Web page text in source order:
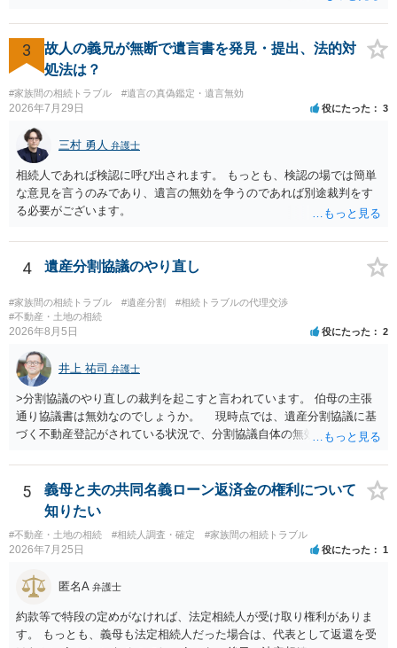
された書類のコピーを取得して、弁護士に面談で詳しい事情を話して
相談 されたら良いと思います。
3
故人の義兄が無断で遺言書を発見・提出、法的対
処法は？
#家族間の相続トラブル #遺言の真偽鑑定・遺言無効
2026年7月29日 役にたった 3
三村 勇人 弁護士
相続人であれば検認に呼び出されます。 もっとも、検認の場では簡単
な意見を言うのみであり、遺言の無効を争うのであれば別途裁判をす
る必要がございます。
4 遺産分割協議のやり直し
#家族間の相続トラブル #遺産分割
#相続トラブルの代理交渉
#不動産・土地の相続
2026年8月5日 役にたった 2
井上 祐司 弁護士
>分割協議のやり直しの裁判を起こすと言われています。 伯母の主張
通り協議書は無効なのでしょうか。 現時点では、遺産分割協議に基
づく不動産登記がされている状況で、分割協議自体の無効を裁判所が
方の訴訟の主張及び立証次第ですが、 ・御祖母様の認知能力に関する
医師の意見書、筆跡鑑定 が提出されればその効力が否定される可能性
はありますが、 ・伯母様自身が分割協議に加わっていること ・御祖母
様の意に反する遺産分割協議を行う実益が誰にあったかの立証が困難
であること からすると、実際に遺産分割協議の効力が否定される可能
性はそれほど高くない（立証のハードルは非常に高い）ということが
言えると思います。
5
義母と夫の共同名義ローン返済金の権利について
知りたい
#不動産・土地の相続 #相続人調査・確定 #家族間の相続トラブル
2026年7月25日 役にたった 1
匿名A 弁護士
約款等で特段の定めがなければ、法定相続人が受け取り権利がありま
す。 もっとも、義母も法定相続人だった場合は、代表として返還を受